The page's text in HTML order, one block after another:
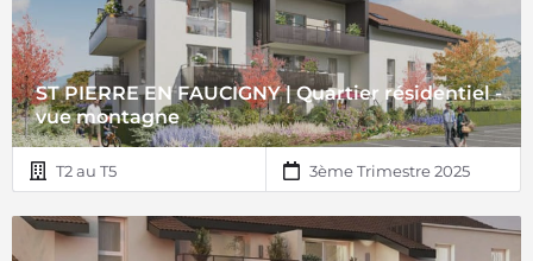
ST PIERRE EN FAUCIGNY | Quartier résidentiel -
vue montagne
T2 au T5 3ème Trimestre 2025